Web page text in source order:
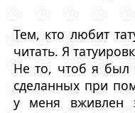
Тем, кто любит
читать. Я
Не то, чтоб я был
сделанных при
у меня вживлен